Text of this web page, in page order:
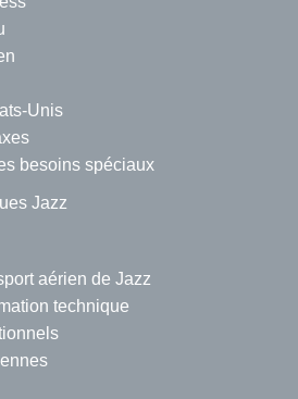
Unis
besoins spéciaux
Jazz
aérien de Jazz
technique